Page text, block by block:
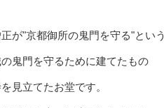
が"京都御所の鬼門を守る"という
鬼門を守るために建てたもの
見立てたお堂です。